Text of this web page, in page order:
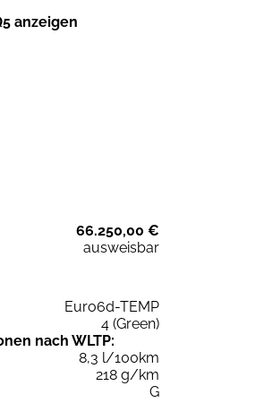
anzeigen
66.250,00 €
ausweisbar
Euro6d-TEMP
4 (Green)
nach WLTP:
8,3 l/100km
218 g/km
G